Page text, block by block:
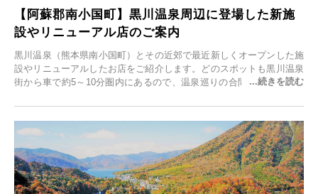
【阿蘇郡南小国町】黒川温泉周辺に登場した新施
設やリニューアル店のご案内
黒川温泉（熊本県南小国町）とその近郊で最近新しくオープンした施
設やリニューアルしたお店をご紹介します。どのスポットも黒川温泉
街から車で約5～10分圏内にあるので、温泉巡りの合間に気軽に立ち
元食材にこだわったレストランなど、多彩な魅力が満載です。黒川温
泉の新たな楽しみとしてチェックしてみてください。